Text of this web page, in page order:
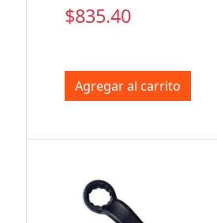
$835.40
Agregar al carrito